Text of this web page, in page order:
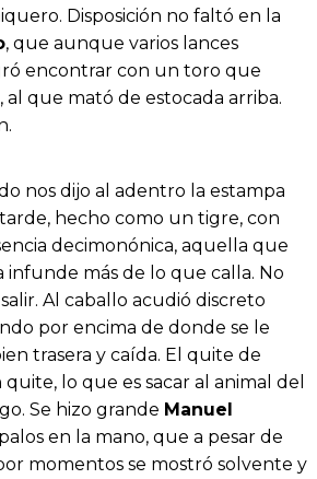
Disposición no faltó en la
, que aunque varios lances
encontrar con un toro que
al que mató de estocada arriba.
nos dijo al adentro la estampa
hecho como un tigre, con
decimonónica, aquella que
infunde más de lo que calla. No
Al caballo acudió discreto
por encima de donde se le
trasera y caída. El quite de
lo que es sacar al animal del
Se hizo grande Manuel
en la mano, que a pesar de
momentos se mostró solvente y